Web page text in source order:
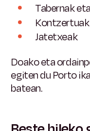
Tabernak
Kontzertuak
Jatetxeak
Doako eta
egiten du Porto
batean.